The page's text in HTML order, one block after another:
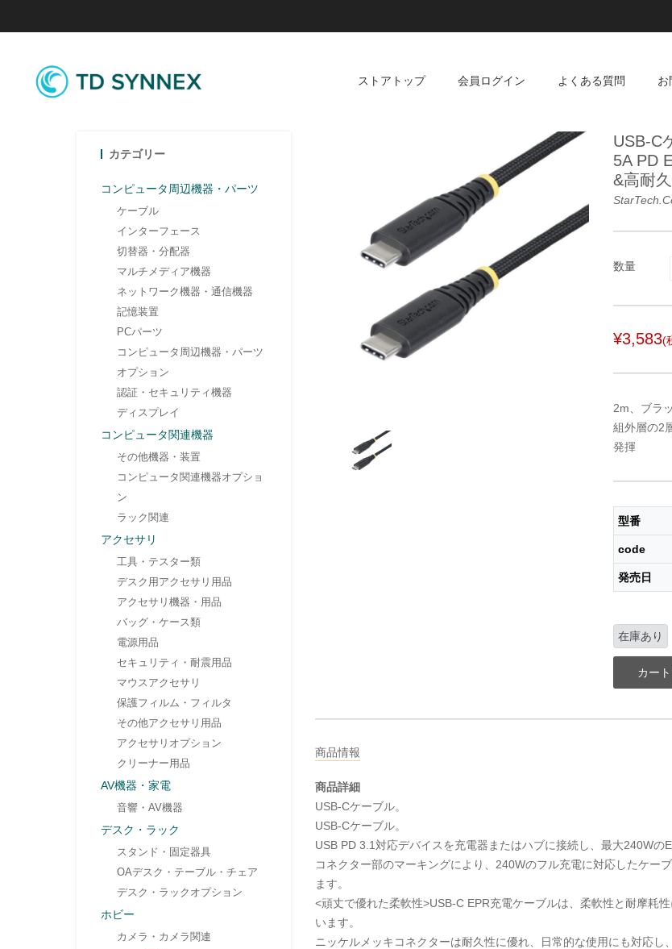
ストアトップ 会員ログイン よくある質問 お
USB-C
5A PD
&高耐
数量
¥3,583(
2m、ブラ
組外層の2
発揮
型番
code
発売日
在庫あり
カー
商品情報
商品詳細
USB-Cケーブル。
USB-Cケーブル。
USB PD 3.1対応デバイスを充電器またはハブに接続し、最大240W
コネクター部のマーキングにより、240Wのフル充電に対応したケー
ます。
<頑丈で優れた柔軟性>USB-C EPR充電ケーブルは、柔軟性と耐摩耗
います。
ニッケルメッキコネクターは耐久性に優れ、日常的な使用にも対応し
カテゴリー
コンピュータ周辺機器・パーツ
ケーブル
インターフェース
切替器・分配器
マルチメディア機器
ネットワーク機器・通信機器
記憶装置
PCパーツ
コンピュータ周辺機器・パーツ
オプション
認証・セキュリティ機器
ディスプレイ
コンピュータ関連機器
その他機器・装置
コンピュータ関連機器オプショ
ン
ラック関連
アクセサリ
工具・テスター類
デスク用アクセサリ用品
アクセサリ機器・用品
バッグ・ケース類
電源用品
セキュリティ・耐震用品
マウスアクセサリ
保護フィルム・フィルタ
その他アクセサリ用品
アクセサリオプション
クリーナー用品
AV機器・家電
音響・AV機器
デスク・ラック
スタンド・固定器具
OAデスク・テーブル・チェア
デスク・ラックオプション
ホビー
カメラ・カメラ関連